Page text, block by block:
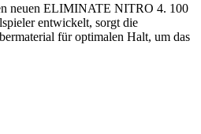
neuen ELIMINATE NITRO 4. 100
entwickelt, sorgt die
für optimalen Halt, um das